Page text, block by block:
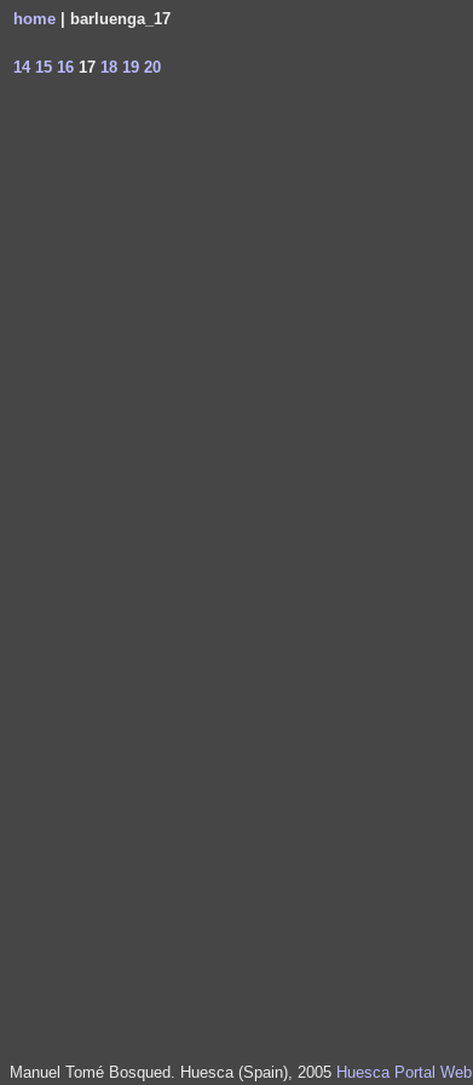
home | barluenga_17
1415 16 17 18 19 20
Manuel Tomé Bosqued. Huesca (Spain), 2005 Huesca Portal Web